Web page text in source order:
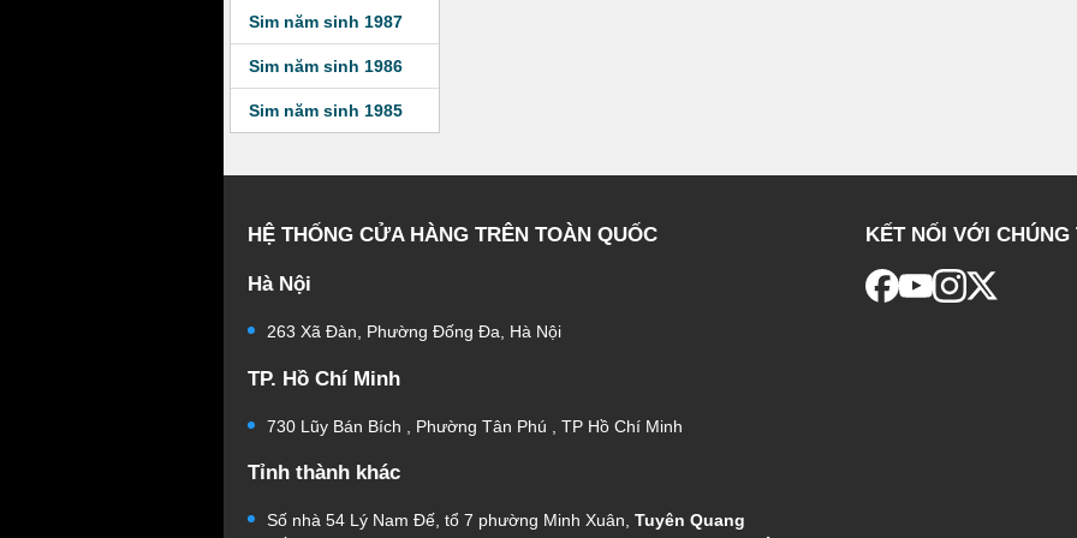
Sim năm sinh 1987
Sim năm sinh 1986
Sim năm sinh 1985
HỆ THỐNG CỬA HÀNG TRÊN TOÀN QUỐC
Hà Nội
263 Xã Đàn, Phường Đống Đa, Hà Nội
TP. Hồ Chí Minh
730 Lũy Bán Bích , Phường Tân Phú , TP Hồ Chí Minh
Tỉnh thành khác
Số nhà 54 Lý Nam Đế, tổ 7 phường Minh Xuân, Tuyên Quang
KẾT NỐI VỚI CHÚNG